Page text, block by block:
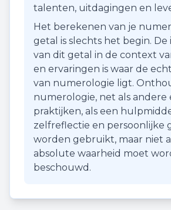
talenten, uitdagingen en
Het berekenen van je
getal is slechts het begin.
van dit getal in de context
en ervaringen is waar de
van numerologie ligt.
numerologie, net als andere
praktijken, als een
zelfreflectie en persoonlijke
worden gebruikt, maar niet
absolute waarheid moet
beschouwd.